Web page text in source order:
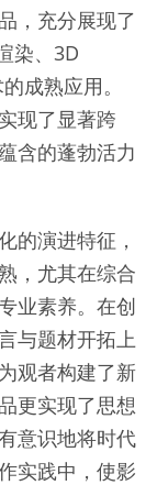
，充分展现了
染、3D
成熟应用。
现了显著跨
含的蓬勃活力
的演进特征，
，尤其在综合
业素养。在创
与题材开拓上
观者构建了新
更实现了思想
意识地将时代
实践中，使影